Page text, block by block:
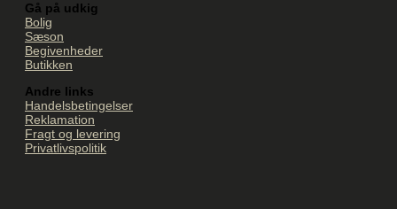
Gå på udkig
Bolig
Sæson
Begivenheder
Butikken
Andre links
Handelsbetingelser
Reklamation
Fragt og levering
Privatlivspolitik